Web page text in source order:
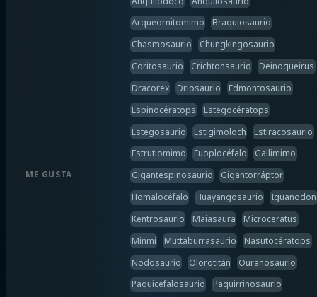
ME GUSTA
Arqueornitomimo
Braquiosaurio
Chasmosaurio
Chungkingosaurio
Coritosaurio
Crichtonsaurio
Deinoqueirus
Dracorex
Driosaurio
Edmontosaurio
Espinocératops
Estegocératops
Estegosaurio
Estigimoloch
Estiracosaurio
Estrutiomimo
Euoplocéfalo
Gallimimo
Gigantespinosaurio
Gigantorráptor
Homalocéfalo
Huayangosaurio
Iguanodon
Kentrosaurio
Maiasaura
Microceratus
Minmi
Muttaburrasaurio
Nasutocératops
Nodosaurio
Olorotitán
Ouranosaurio
Paquicefalosaurio
Paquirrinosaurio